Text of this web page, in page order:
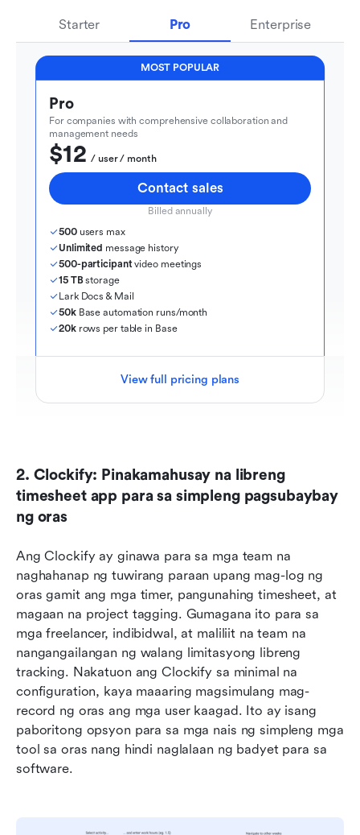
Starter Pro Enterprise
MOST POPULAR
Pro
For companies with comprehensive collaboration and
management needs
$12
  / user / month
Contact sales
Billed annually
500 users max
Unlimited message history
500-participant video meetings
15 TB storage
Lark Docs & Mail
50k Base automation runs/month
20k rows per table in Base
View full pricing plans
2. Clockify: Pinakamahusay na libreng
timesheet app para sa simpleng pagsubaybay
ng oras
Ang Clockify ay ginawa para sa mga team na
naghahanap ng tuwirang paraan upang mag-log ng
oras gamit ang mga timer, pangunahing timesheet, at
magaan na project tagging. Gumagana ito para sa
mga freelancer, indibidwal, at maliliit na team na
nangangailangan ng walang limitasyong libreng
tracking. Nakatuon ang Clockify sa minimal na
configuration, kaya maaaring magsimulang mag-
record ng oras ang mga user kaagad. Ito ay isang
paboritong opsyon para sa mga nais ng simpleng mga
tool sa oras nang hindi naglalaan ng badyet para sa
software.